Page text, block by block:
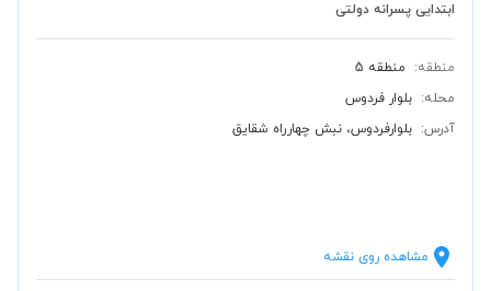
ابتدایی پسرانه دولتی
منطقه:
منطقه 5
محله: بلوار فردوس
آدرس: بلوارفردوس، نبش چهارراه شقایق
مشاهده روی نقشه